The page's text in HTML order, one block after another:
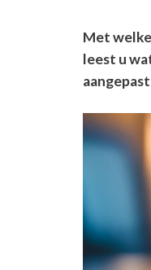
Met
leest u